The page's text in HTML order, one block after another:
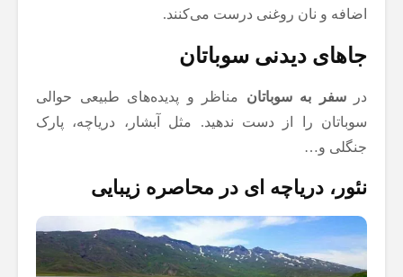
اضافه و نان روغنی درست می‌کنند.
جاهای دیدنی سوباتان
در سفر به سوباتان مناظر و پدیده‌های طبیعی حوالی
سوباتان را از دست ندهید. مثل آبشار، دریاچه، پارک
جنگلی و…
نئور، دریاچه ای در محاصره زیبایی